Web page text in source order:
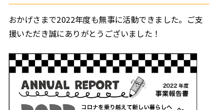
おかげさまで2022年度も無事に活動できました。ご支
援いただき誠にありがとうございました！